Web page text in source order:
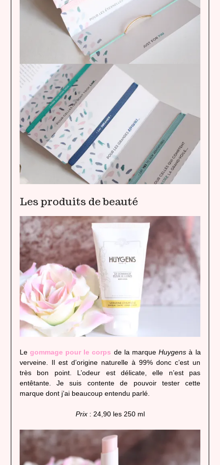
Les produits de beauté
Le gommage pour le corps de la marqueHuygens à la
verveine. Il est d’origine naturelle à 99% donc c’est un
très bon point. L’odeur est délicate, elle n’est pas
entêtante. Je suis contente de pouvoir tester cette
marque dont j’ai beaucoup entendu parlé.
Prix: 24,90 les 250 ml